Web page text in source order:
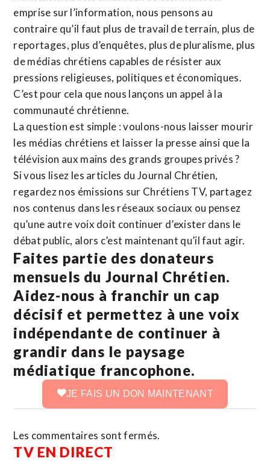
emprise sur l’information, nous pensons au
contraire qu’il faut plus de travail de terrain, plus de
reportages, plus d’enquêtes, plus de pluralisme, plus
de médias chrétiens capables de résister aux
pressions religieuses, politiques et économiques.
C’est pour cela que nous lançons un appel à la
communauté chrétienne.
La question est simple : voulons-nous laisser mourir
les médias chrétiens et laisser la presse ainsi que la
télévision aux mains des grands groupes privés ?
Si vous lisez les articles du Journal Chrétien,
regardez nos émissions sur Chrétiens TV, partagez
nos contenus dans les réseaux sociaux ou pensez
qu’une autre voix doit continuer d’exister dans le
débat public, alors c’est maintenant qu’il faut agir.
Faites partie des donateurs
mensuels du Journal Chrétien.
Aidez-nous à franchir un cap
décisif et permettez à une voix
indépendante de continuer à
grandir dans le paysage
médiatique francophone.
JE FAIS UN DON MAINTENANT
Les commentaires sont fermés.
TV EN DIRECT